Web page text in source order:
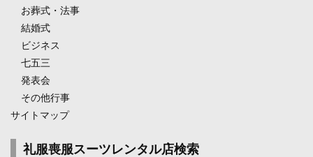
お葬式・法事
結婚式
ビジネス
七五三
発表会
その他行事
サイトマップ
礼服喪服スーツレンタル店検索